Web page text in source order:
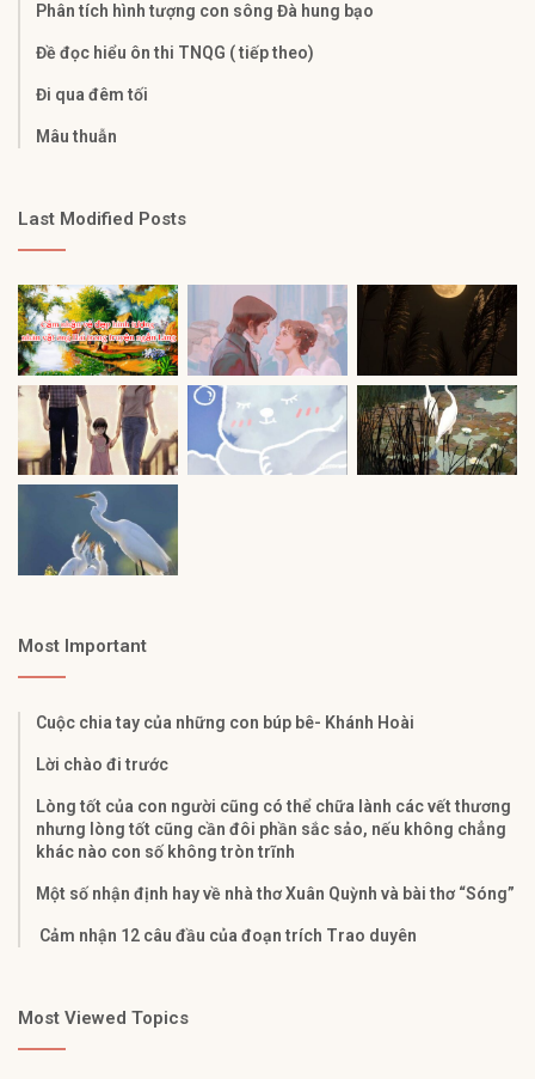
Phân tích hình tượng con sông Đà hung bạo
Đề đọc hiểu ôn thi TNQG ( tiếp theo)
Đi qua đêm tối
Mâu thuẫn
Last Modified Posts
Most Important
Cuộc chia tay của những con búp bê- Khánh Hoài
Lời chào đi trước
Lòng tốt của con người cũng có thể chữa lành các vết thương
nhưng lòng tốt cũng cần đôi phần sắc sảo, nếu không chẳng
khác nào con số không tròn trĩnh
Một số nhận định hay về nhà thơ Xuân Quỳnh và bài thơ “Sóng”
Cảm nhận 12 câu đầu của đoạn trích Trao duyên
Most Viewed Topics